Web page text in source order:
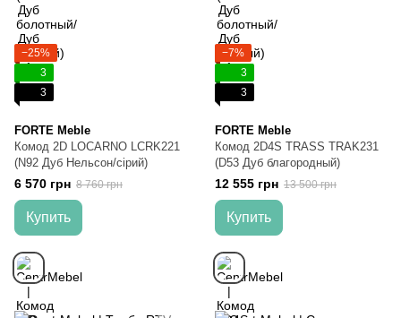
−25%
3
3
FORTE Meble
Комод 2D LOCARNO LCRK221
(N92 Дуб Нельсон/сірий)
6 570 грн 8 760 грн
Купить
−7%
3
3
FORTE Meble
Комод 2D4S TRASS TRAK231
(D53 Дуб благородный)
12 555 грн 13 500 грн
Купить